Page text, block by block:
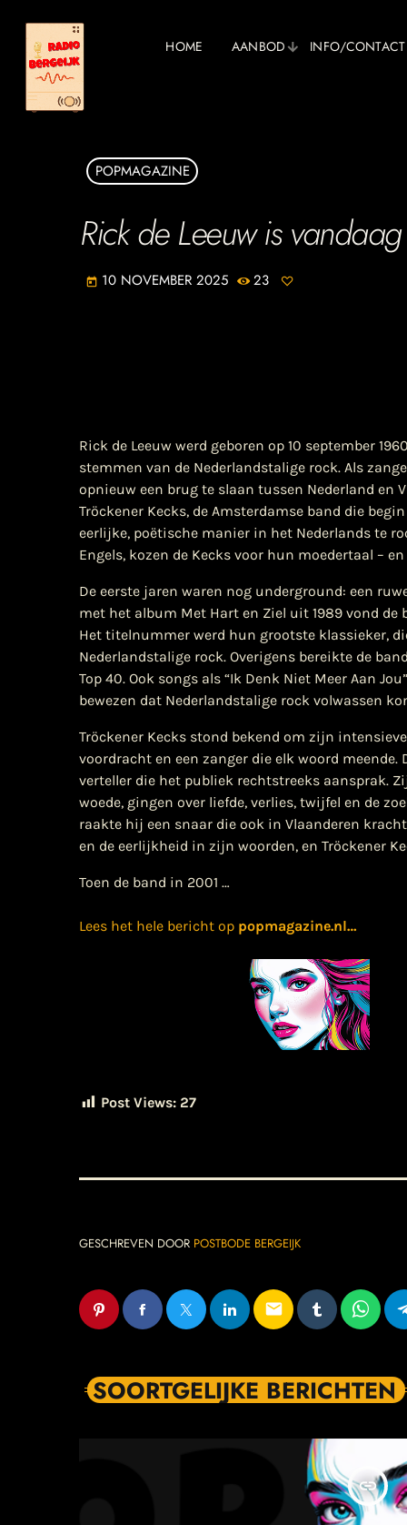
HOME AANBOD INFO/CONTACT
POPMAGAZINE
Rick de Leeuw is
today 10 NOVEMBER 2025 23
Rick de Leeuw werd geboren op 10 september
stemmen van de Nederlandstalige rock. Als
opnieuw een brug te slaan tussen Nederland
Tröckener Kecks, de Amsterdamse band die
eerlijke, poëtische manier in het Nederlands te
Engels, kozen de Kecks voor hun moedertaal –
De eerste jaren waren nog underground: een
met het album Met Hart en Ziel uit 1989 vond
Het titelnummer werd hun grootste klassieker,
Nederlandstalige rock. Overigens bereikte de
Top 40. Ook songs als “Ik Denk Niet Meer Aan
bewezen dat Nederlandstalige rock volwassen
Tröckener Kecks stond bekend om zijn
voordracht en een zanger die elk woord
verteller die het publiek rechtstreeks aansprak.
woede, gingen over liefde, verlies, twijfel en de
raakte hij een snaar die ook in Vlaanderen
en de eerlijkheid in zijn woorden, en Tröckener
Toen de band in 2001 …
Lees het hele bericht op popmagazine.nl…
Post Views: 27
GESCHREVEN DOOR POSTBODE BERGEIJK
email
SOORTGELIJKE BERICHTEN
insert_link